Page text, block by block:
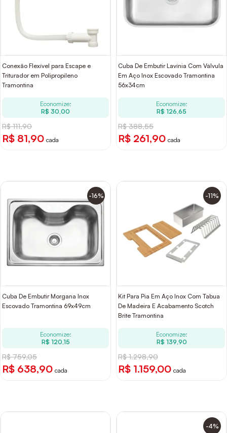
Conexão Flexível para Escape e
Triturador em Polipropileno
Tramontina
Economize:
R$ 30,00
R$ 111,90
R$ 81,90 cada
Cuba De Embutir Lavínia Com Válvula
Em Aço Inox Escovado Tramontina
56x34cm
Economize:
R$ 126,65
R$ 388,55
R$ 261,90 cada
-16%
Cuba De Embutir Morgana Inox
Escovado Tramontina 69x49cm
Economize:
R$ 120,15
R$ 759,05
R$ 638,90 cada
-11%
Kit Para Pia Em Aço Inox Com Tabua
De Madeira E Acabamento Scotch
Brite Tramontina
Economize:
R$ 139,90
R$ 1.298,90
R$ 1.159,00 cada
-4%